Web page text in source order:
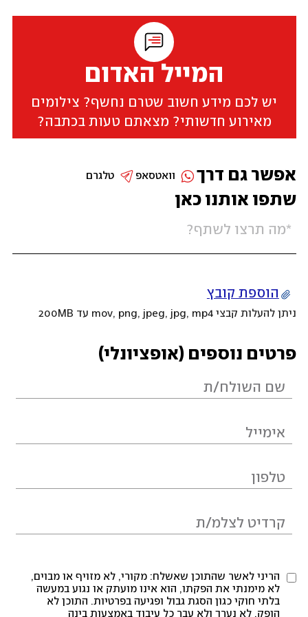
המייל האדום
יש לכם מידע חשוב שטרם נחשף? צילומים
מאירוע חדשותי? מצאתם טעות בכתבה?
שתפו אותנו כאן
הוספת קובץ
ניתן להעלות קבצי mov, png, jpeg, jpg, mp4 עד 200MB
פרטים נוספים (אופציונלי)
הריני לאשר שהתוכן שאשלח: מקורי, לא מזויף או מבוים,
לא מימנתי את הפקתו, הוא אינו מועתק או נגוע במעשה
בלתי חוקי כגון הסגת גבול ופגיעה בפרטיות. התוכן לא
הופק, לא נערך ולא עבר כל עיבוד באמצעות בינה
אפשר גם דרך טלגרם וואטסאפ